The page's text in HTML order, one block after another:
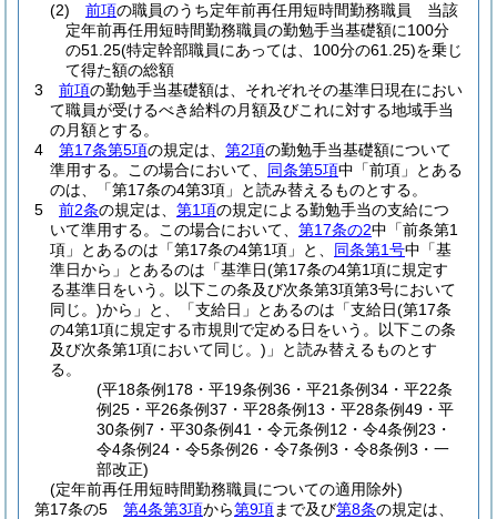
(2)
前項の職員のうち定年前再任用短時間勤務職員 当該
定年前再任用短時間勤務職員の勤勉手当基礎額に100分
の51.25(特定幹部職員にあっては、100分の61.25)を乗じ
て得た額の総額
3
前項の勤勉手当基礎額は、それぞれその基準日現在におい
て職員が受けるべき給料の月額及びこれに対する地域手当
の月額とする。
4
第17条第5項の規定は、 第2項の勤勉手当基礎額について
準用する。
この場合において、 同条第5項中「前項」とある
のは、「第17条の4第3項」と読み替えるものとする。
5
前2条の規定は、 第1項の規定による勤勉手当の支給につ
いて準用する。
この場合において、 第17条の2中「前条第1
項」とあるのは「第17条の4第1項」と、 同条第1号中「基
準日から」とあるのは「基準日(第17条の4第1項に規定す
る基準日をいう。以下この条及び次条第3項第3号において
同じ。)から」と、「支給日」とあるのは「支給日(第17条
の4第1項に規定する市規則で定める日をいう。以下この条
及び次条第1項において同じ。) 」と読み替えるものとす
る。
(平18条例178・平19条例36・平21条例34・平22条
例25・平26条例37・平28条例13・平28条例49・平
30条例7・平30条例41・令元条例12・令4条例23・
令4条例24・令5条例26・令7条例3・令8条例3・一
部改正)
(定年前再任用短時間勤務職員についての適用除外)
第17条の5
第4条第3項から第9項まで及び第8条の規定は、